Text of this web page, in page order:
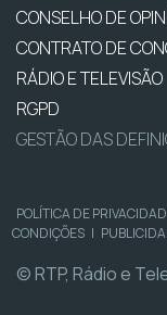
CONSELHO DE
CONTRATO DE
RÁDIO E TELEVISÃO
RGPD
GESTÃO DAS
POLÍTICA DE
CONDIÇÕES |
© RTP, Rádio e